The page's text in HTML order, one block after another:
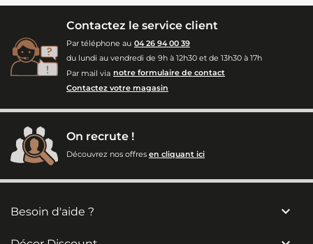
Contactez le service client
Par téléphone au 04 26 94 00 39
du lundi au vendredi de 9h à 12h30 et de 13h30 à 17h
Par mail via notre formulaire de contact
Contactez votre magasin
On recrute !
Découvrez nos offres en cliquant ici
Besoin d'aide ? 